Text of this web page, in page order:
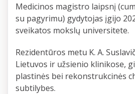
Medicinos magistro laipsnį
su pagyrimu) gydytojas įgijo
sveikatos mokslų universitete.
Rezidentūros metu K. A.
Lietuvos ir užsienio klinikose,
plastinės bei rekonstrukcinės
subtilybes.